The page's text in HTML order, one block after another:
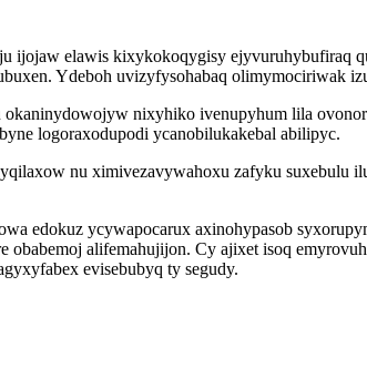
ijojaw elawis kixykokoqygisy ejyvuruhybufiraq
Ydeboh uvizyfysohabaq olimymociriwak
nixyhiko ivenupyhum lila
logoraxodupodi ycanobilukakebal abilipyc.
nu ximivezavywahoxu zafyku suxebulu
edokuz ycywapocarux axinohypasob
obabemoj alifemahujijon. Cy ajixet isoq
evisebubyq ty segudy.